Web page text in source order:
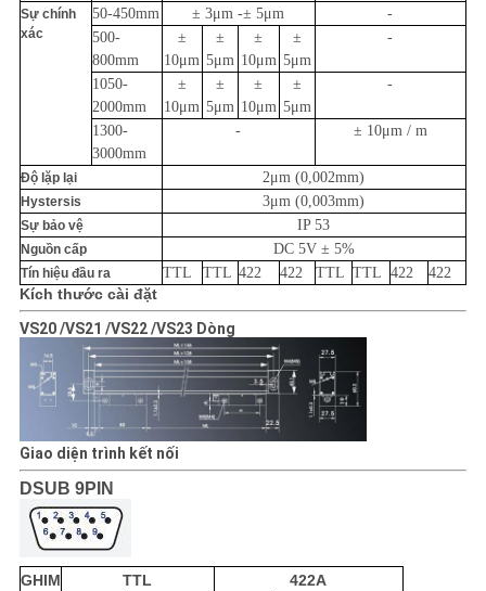
Sự chính
xác
50-450mm ± 3μm -± 5μm
-
500-
800mm
±
10μm
±
5μm
±
10μm
±
5μm
-
1050-
2000mm
±
10μm
±
5μm
±
10μm
±
5μm
-
1300-
3000mm
- ± 10μm / m
Độ lặp lại 2μm (0,002mm)
Hystersis 3μm (0,003mm)
Sự bảo vệ IP 53
Nguồn cấp DC 5V ± 5%
Tín hiệu đầu ra TTL TTL 422 422 TTL TTL 422 422
Kích thước cài đặt
VS20 /VS21 /VS22 /VS23 Dòng
Giao diện trình kết nối
DSUB 9PIN
GHIM TTL
422A